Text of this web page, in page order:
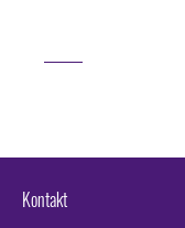
Kontakt